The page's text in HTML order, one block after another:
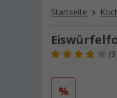
Startseite
%